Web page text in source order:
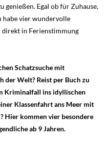
genießen. Egal ob für Zuhause,
habe vier wundervolle
direkt in Ferienstimmung
Schatzsuche mit
der Welt? Reist per Buch zu
Kriminalfall ins idyllischen
Klassenfahrt ans Meer mit
Hier kommen vier besondere
ab 9 Jahren.